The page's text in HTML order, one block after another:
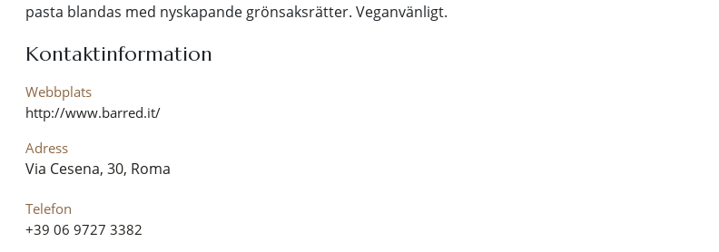
pasta blandas med nyskapande grönsaksrätter. Veganvänligt.
Kontaktinformation
Webbplats
http://www.barred.it/
Adress
Via Cesena, 30, Roma
Telefon
+39 06 9727 3382